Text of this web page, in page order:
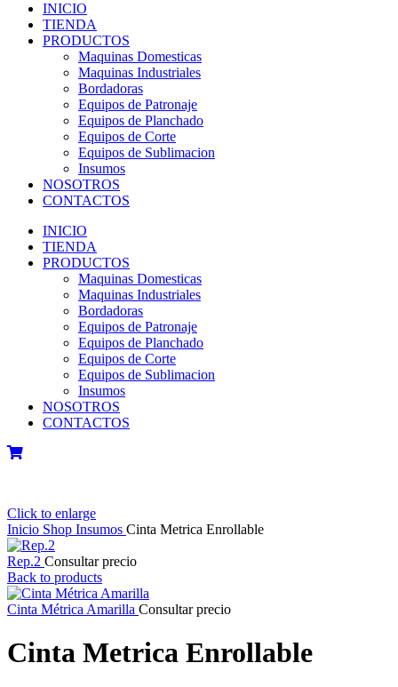
INICIO
TIENDA
PRODUCTOS
Maquinas Domesticas
Maquinas Industriales
Bordadoras
Equipos de Patronaje
Equipos de Planchado
Equipos de Corte
Equipos de Sublimacion
Insumos
NOSOTROS
CONTACTOS
INICIO
TIENDA
PRODUCTOS
Maquinas Domesticas
Maquinas Industriales
Bordadoras
Equipos de Patronaje
Equipos de Planchado
Equipos de Corte
Equipos de Sublimacion
Insumos
NOSOTROS
CONTACTOS
Click to enlarge
Inicio Shop Insumos Cinta Metrica Enrollable
Rep.2 Consultar precio
Back to products
Cinta Métrica Amarilla Consultar precio
Cinta Metrica Enrollable